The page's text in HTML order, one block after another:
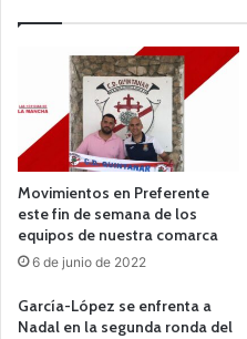
Movimientos en Preferente
este fin de semana de los
equipos de nuestra comarca
6 de junio de 2022
García-López se enfrenta a
Nadal en la segunda ronda del